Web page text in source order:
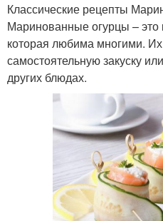
Классические рецепты
Маринованные огурцы – это
которая любима многими.
самостоятельную закуску
других блюдах.